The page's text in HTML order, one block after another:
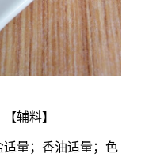
辅料】
量；香油适量；色